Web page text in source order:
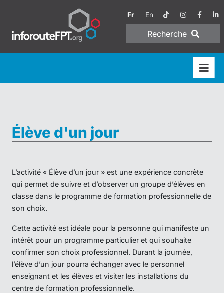
Fr En
Recherche
Élève d'un jour
L’activité « Élève d’un jour » est une expérience concrète
qui permet de suivre et d’observer un groupe d’élèves en
classe dans le programme de formation professionnelle de
son choix.
Cette activité est idéale pour la personne qui manifeste un
intérêt pour un programme particulier et qui souhaite
confirmer son choix professionnel. Durant la journée,
l’élève d’un jour pourra échanger avec le personnel
enseignant et les élèves et visiter les installations du
centre de formation professionnelle.